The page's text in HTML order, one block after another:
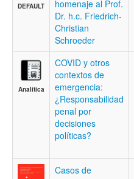
DEFAULT
homenaje al Prof.
Dr. h.c. Friedrich-
Christian
Schroeder
Analítica
COVID y otros
contextos de
emergencia:
¿Responsabilidad
penal por
decisiones
políticas?
Casos de